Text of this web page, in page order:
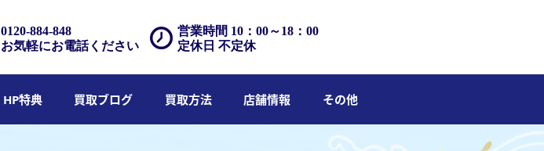
営業時間 10：00～18：00
定休日 不定休
0120-884-848
お気軽にお電話ください
HP特典 買取ブログ 買取方法 店舗情報 その他